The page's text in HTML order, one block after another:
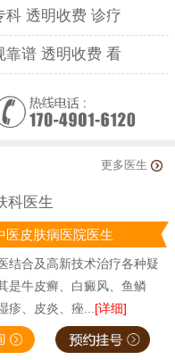
科 透明收费 诊疗
靠谱 透明收费 看
更多医生
科医生
医皮肤病医院医生
结合及高新技术治疗各种疑
是牛皮癣、白癜风、鱼鳞
疹、皮炎、痤... [详细]